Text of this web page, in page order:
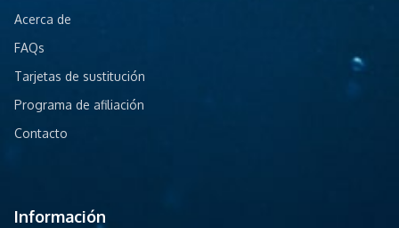
Acerca de
FAQs
Tarjetas de sustitución
Programa de afiliación
Contacto
Información